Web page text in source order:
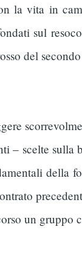
la vita in
sul
del
– scelte sulla
della
un gruppo